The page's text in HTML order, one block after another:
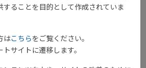
について紹介しています。
することを目的として作成されていま
はこちらをご覧ください。
サイトに遷移します。